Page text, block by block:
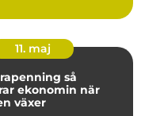
11. maj
så
ekonomin när
växer